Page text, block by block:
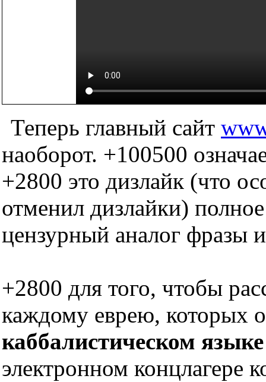
Теперь главный сайт
наоборот. +100500
+2800 это дизлайк (что
отменил дизлайки)
цензурный аналог фразы
+2800 для того, чтобы
каждому еврею, которых
каббалистическом
электронном концлагере